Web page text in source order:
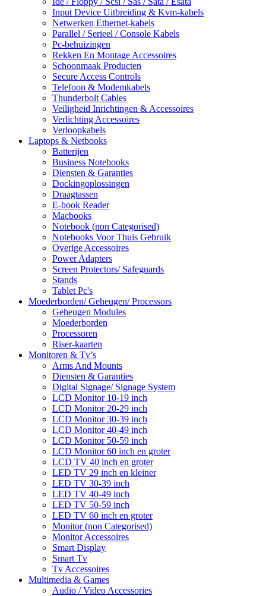
Input Device Uitbreiding & Kvm-kabels
Netwerken Ethernet-kabels
Parallel / Serieel / Console Kabels
Pc-behuizingen
Rekken En Montage Accessoires
Schoonmaak Producten
Secure Access Controls
Telefoon & Modemkabels
Thunderbolt Cables
Veiligheid Inrichtingen & Accessoires
Verlichting Accessoires
Verloopkabels
Laptops & Netbooks
Batterijen
Business Notebooks
Diensten & Garanties
Dockingoplossingen
Draagtassen
E-book Reader
Macbooks
Notebook (non Categorised)
Notebooks Voor Thuis Gebruik
Overige Accessoires
Power Adapters
Screen Protectors/ Safeguards
Stands
Tablet Pc's
Moederborden/ Geheugen/ Processors
Geheugen Modules
Moederborden
Processoren
Riser-kaarten
Monitoren & Tv’s
Arms And Mounts
Diensten & Garanties
Digital Signage/ Signage System
LCD Monitor 10-19 inch
LCD Monitor 20-29 inch
LCD Monitor 30-39 inch
LCD Monitor 40-49 inch
LCD Monitor 50-59 inch
LCD Monitor 60 inch en groter
LCD TV 40 inch en groter
LED TV 29 inch en kleiner
LED TV 30-39 inch
LED TV 40-49 inch
LED TV 50-59 inch
LED TV 60 inch en groter
Monitor (non Categorised)
Monitor Accessoires
Smart Display
Smart Tv
Tv Accessoires
Multimedia & Games
Audio / Video Accessories